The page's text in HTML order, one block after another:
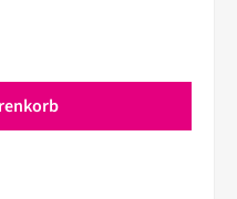
die Schaltflächen um die